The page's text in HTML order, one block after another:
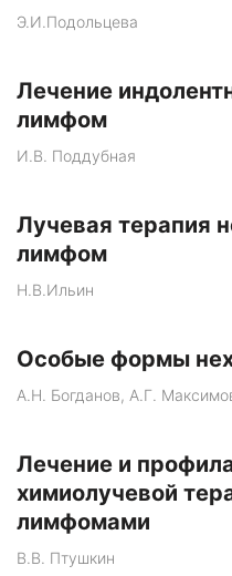
Э.И.Подольцева
Лечение
лимфом
И.В. Поддубная
Лучевая терапия
лимфом
Н.В.Ильин
Особые формы
А.Н. Богданов, А.Г.
Лечение и
химиолучевой
лимфомами
В.В. Птушкин